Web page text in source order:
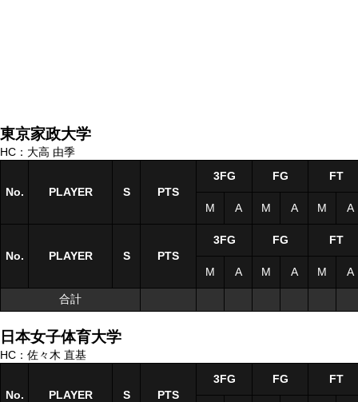
東京家政大学
HC：大高 由季
No. PLAYER S
No. PLAYER S
合計
No. PLAYER S PTS
3FG FG FT
M A M A M A
No. PLAYER S PTS
3FG FG FT
M A M A M A
合計
日本女子体育大学
HC：佐々木 直基
No. PLAYER S
No. PLAYER S PTS
3FG FG FT